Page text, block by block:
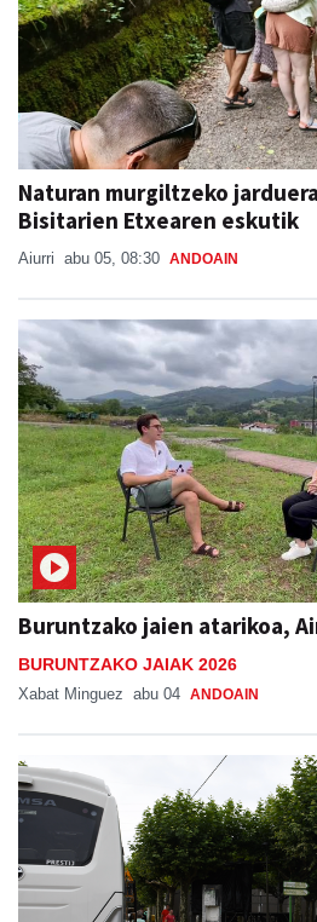
Naturan murgiltzeko
Bisitarien Etxearen eskutik
Aiurri abu 05, 08:30 ANDOAIN
Buruntzako jaien atarikoa,
BURUNTZAKO JAIAK 2026
Xabat Minguez abu 04 ANDOAIN